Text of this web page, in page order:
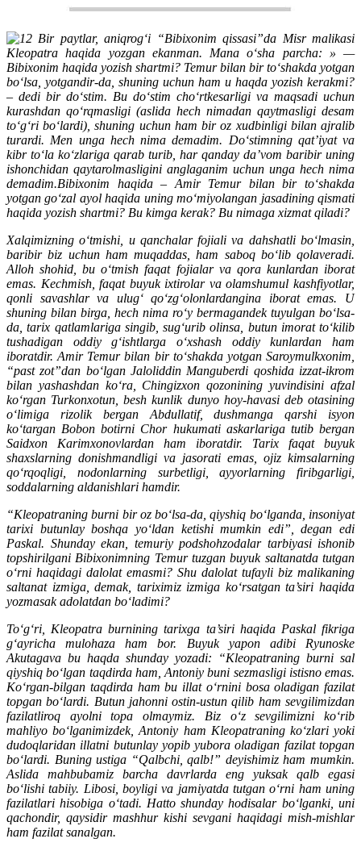
Bir paytlar, aniqrog‘i “Bibixonim qissasi”da Misr malikasi
Kleopatra haqida yozgan ekanman. Mana o‘sha parcha: » —
Bibixonim haqida yozish shartmi? Temur bilan bir to‘shakda yotgan
bo‘lsa, yotgandir-da, shuning uchun ham u haqda yozish kerakmi?
– dedi bir do‘stim. Bu do‘stim cho‘rtkesarligi va maqsadi uchun
kurashdan qo‘rqmasligi (aslida hech nimadan qaytmasligi desam
to‘g‘ri bo‘lardi), shuning uchun ham bir oz xudbinligi bilan ajralib
turardi. Men unga hech nima demadim. Do‘stimning qat’iyat va
kibr to‘la ko‘zlariga qarab turib, har qanday da’vom baribir uning
ishonchidan qaytarolmasligini anglaganim uchun unga hech nima
demadim.Bibixonim haqida – Amir Temur bilan bir to‘shakda
yotgan go‘zal ayol haqida uning mo‘miyolangan jasadining qismati
haqida yozish shartmi? Bu kimga kerak? Bu nimaga xizmat qiladi?
Xalqimizning o‘tmishi, u qanchalar fojiali va dahshatli bo‘lmasin,
baribir biz uchun ham muqaddas, ham saboq bo‘lib qolaveradi.
Alloh shohid, bu o‘tmish faqat fojialar va qora kunlardan iborat
emas. Kechmish, faqat buyuk ixtirolar va olamshumul kashfiyotlar,
qonli savashlar va ulug‘ qo‘zg‘olonlardangina iborat emas. U
shuning bilan birga, hech nima ro‘y bermagandek tuyulgan bo‘lsa-
da, tarix qatlamlariga singib, sug‘urib olinsa, butun imorat to‘kilib
tushadigan oddiy g‘ishtlarga o‘xshash oddiy kunlardan ham
iboratdir. Amir Temur bilan bir to‘shakda yotgan Saroymulkxonim,
“past zot”dan bo‘lgan Jaloliddin Manguberdi qoshida izzat-ikrom
bilan yashashdan ko‘ra, Chingizxon qozonining yuvindisini afzal
ko‘rgan Turkonxotun, besh kunlik dunyo hoy-havasi deb otasining
o‘limiga rizolik bergan Abdullatif, dushmanga qarshi isyon
ko‘targan Bobon botirni Chor hukumati askarlariga tutib bergan
Saidxon Karimxonovlardan ham iboratdir. Tarix faqat buyuk
shaxslarning donishmandligi va jasorati emas, ojiz kimsalarning
qo‘rqoqligi, nodonlarning surbetligi, ayyorlarning firibgarligi,
soddalarning aldanishlari hamdir.
“Kleopatraning burni bir oz bo‘lsa-da, qiyshiq bo‘lganda, insoniyat
tarixi butunlay boshqa yo‘ldan ketishi mumkin edi”, degan edi
Paskal. Shunday ekan, temuriy podshohzodalar tarbiyasi ishonib
topshirilgani Bibixonimning Temur tuzgan buyuk saltanatda tutgan
o‘rni haqidagi dalolat emasmi? Shu dalolat tufayli biz malikaning
saltanat izmiga, demak, tariximiz izmiga ko‘rsatgan ta’siri haqida
yozmasak adolatdan bo‘ladimi?
To‘g‘ri, Kleopatra burnining tarixga ta’siri haqida Paskal fikriga
g‘ayricha mulohaza ham bor. Buyuk yapon adibi Ryunoske
Akutagava bu haqda shunday yozadi: “Kleopatraning burni sal
qiyshiq bo‘lgan taqdirda ham, Antoniy buni sezmasligi istisno emas.
Ko‘rgan-bilgan taqdirda ham bu illat o‘rnini bosa oladigan fazilat
topgan bo‘lardi. Butun jahonni ostin-ustun qilib ham sevgilimizdan
fazilatliroq ayolni topa olmaymiz. Biz o‘z sevgilimizni ko‘rib
mahliyo bo‘lganimizdek, Antoniy ham Kleopatraning ko‘zlari yoki
dudoqlaridan illatni butunlay yopib yubora oladigan fazilat topgan
bo‘lardi. Buning ustiga “Qalbchi, qalb!” deyishimiz ham mumkin.
Aslida mahbubamiz barcha davrlarda eng yuksak qalb egasi
bo‘lishi tabiiy. Libosi, boyligi va jamiyatda tutgan o‘rni ham uning
fazilatlari hisobiga o‘tadi. Hatto shunday hodisalar bo‘lganki, uni
qachondir, qaysidir mashhur kishi sevgani haqidagi mish-mishlar
ham fazilat sanalgan.